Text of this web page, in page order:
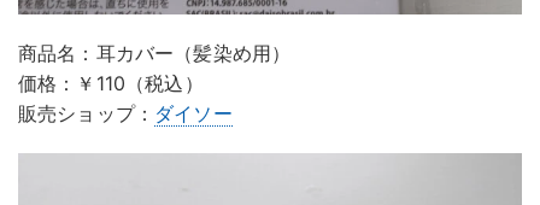
商品名：耳カバー（髪染め用）
価格：￥110（税込）
販売ショップ： ダイソー